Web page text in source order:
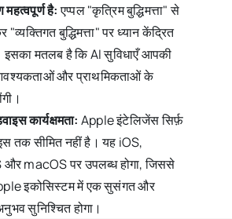
है:एप्पल "कृत्रिम बुद्धिमत्ता" से
बुद्धिमत्ता" पर ध्यान केंद्रित
इसका मतलब है कि AI सुविधाएँ आपकी
और प्राथमिकताओं के
कार्यक्षमता: Apple इंटेलिजेंस सिर्फ़
तक सीमित नहीं है। यह iOS,
macOS पर उपलब्ध होगा, जिससे
इकोसिस्टम में एक सुसंगत और
सुनिश्चित होगा।